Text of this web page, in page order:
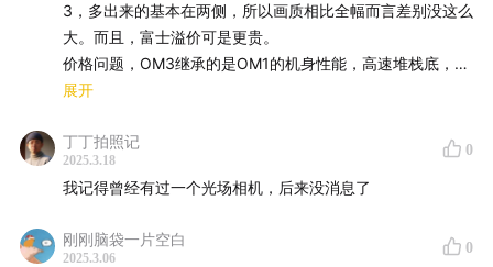
3，多出来的基本在两侧，所以画质相比全幅而言差别没这么
大。而且，富士溢价可是更贵。
价格问题，OM3继承的是OM1的机身性能，高速堆栈底，计
算摄影啥的功能也很全。一万三的首发价很正常，后期估计
奥之心现在以生态摄影为主，要求相机三防、轻便、焦段全
面、画质足够。当然OM3复古机更多适合业余爬山涉水，握
持感不好，这是没错。专业机型有OM1，入门有OM5，这台
型。
展开
丁丁拍照记
2025.3.18
0
我记得曾经有过一个光场相机，后来没消息了
刚刚脑袋一片空白
2025.3.06
0